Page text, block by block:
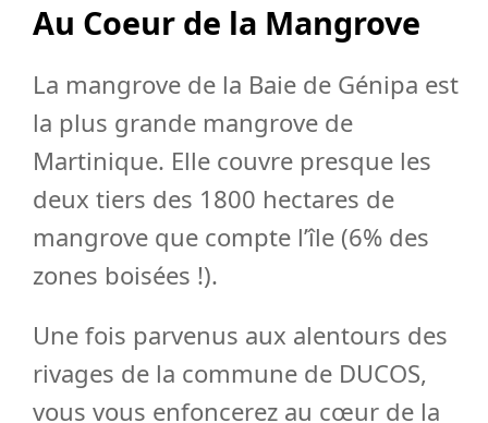
Au Coeur de la Mangrove
La mangrove de la Baie de Génipa est
la plus grande mangrove de
Martinique. Elle couvre presque les
deux tiers des 1800 hectares de
mangrove que compte l’île (6% des
zones boisées !).
Une fois parvenus aux alentours des
rivages de la commune de DUCOS,
vous vous enfoncerez au cœur de la